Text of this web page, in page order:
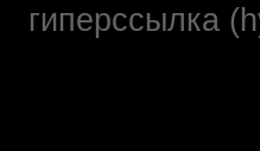
гиперссылка